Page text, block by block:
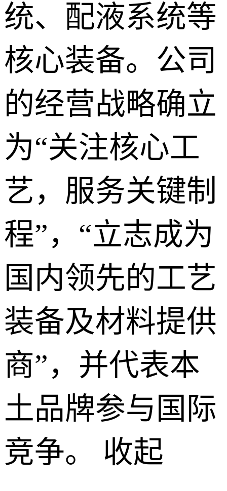
统、配液系统等
核心装备。公司
的经营战略确立
为“关注核心工
艺，服务关键制
程”，“立志成为
国内领先的工艺
装备及材料提供
商”，并代表本
土品牌参与国际
竞争。 收起